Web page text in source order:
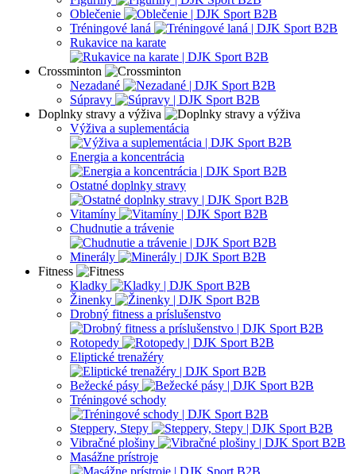
Oblečenie
Tréningové laná
Rukavice na karate
Crossminton
Nezadané
Súpravy
Doplnky stravy a výživa
Výživa a suplementácia
Energia a koncentrácia
Ostatné doplnky stravy
Vitamíny
Chudnutie a trávenie
Minerály
Fitness
Kladky
Žinenky
Drobný fitness a príslušenstvo
Rotopedy
Eliptické trenažéry
Bežecké pásy
Tréningové schody
Steppery, Stepy
Vibračné plošiny
Masážne prístroje